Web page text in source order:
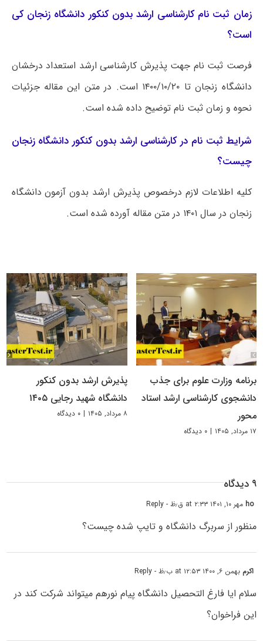
زمان ثبت نام کارشناسی ارشد بدون کنکور دانشگاه زنجان کی
است؟
فرصت ثبت نام جهت پذیرش کارشناسی ارشد استعداد درخشان
دانشگاه زنجان تا ۱۴۰۰/۱۰/۲۰ است. در متن این مقاله جزئیات
نحوه و زمان ثبت نام توضیح داده شده است.
شرایط ثبت نام در کارشناسی ارشد بدون کنکور دانشگاه زنجان
چیست؟
کلیه اطلاعات لازم درخصوص پذیرش ارشد بدون آزمون دانشگاه
زنجان در سال ۱۴۰۱ در متن مقاله آورده شده است.
برنامه وزارت علوم برای جذب
دانشجوی کارشناسی ارشد استاد
محور
۱۷ مرداد, ۱۴۰۵ | ۰ دیدگاه
پذیرش ارشد بدون کنکور
دانشگاه شهید رجایی ۱۴۰۵
۸ مرداد, ۱۴۰۵ | ۰ دیدگاه
۹ دیدگاه
hoمهر ۱۰, ۱۴۰۱ at ۲:۳۳ ق٫ظ - Reply
منظور از سربرگ دانشگاه و تایپ شده چیست؟
اکرم بهمن ۶, ۱۴۰۰ at ۱۲:۵۳ ب٫ظ - Reply
سلام ایا فارغ التحصیل دانشگاه پیام نورهم میتواند شرکت کند در
این فراخوان؟